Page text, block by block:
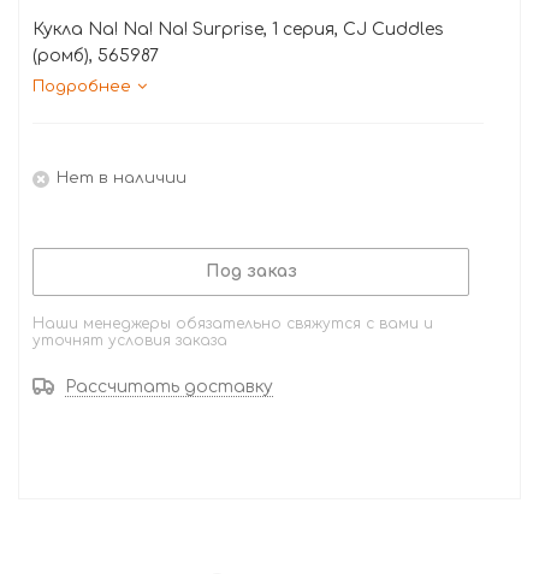
Кукла Na! Na! Na! Surprise, 1 серия, CJ Cuddles
(ромб), 565987
Подробнее
Нет в наличии
Под заказ
Наши менеджеры обязательно свяжутся с вами и
уточнят условия заказа
Рассчитать доставку